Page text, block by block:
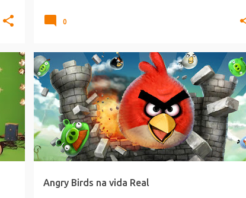
0
Angry Birds na vida Real
GAMES HUMOR MAKING_OF